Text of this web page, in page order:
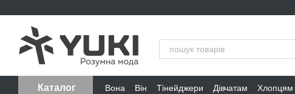
Каталог Вона Він Тінейджери Дівчатам Хлопцям